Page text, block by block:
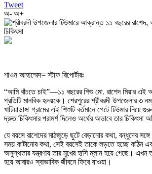
Tweet
অ- অ+
শাওন আহাম্মেদ= স্টাফ রিপোর্টারঃ
“আমি বাঁচতে চাই”—১১ বছরের শিশু মো. রাশেদ মিয়ার এই
প্রতিটি মানবিক হৃদয়কে। শেরপুরের শ্রীবরদী উপজেলার ৩
খাটিয়াডাঙ্গা গ্রামের এই শিশুটি বর্তমানে পেটে টিউমার
দ্রুত চিকিৎসার পরামর্শ দিলেও অর্থের অভাবে তার চিকিৎসা
যে বয়সে রাশেদের মাঠজুড়ে ছুটে বেড়ানোর কথা, বন্ধুদের
সময় কাটানোর কথা, সেই বয়সেই তাকে লড়তে হচ্ছে কঠিন
অসুস্থতার যন্ত্রণায় তার মুখের হাসি ম্লান হয়ে গেছে।
হয়ে আবারও স্বাভাবিক জীবনে ফিরে যাওয়া।